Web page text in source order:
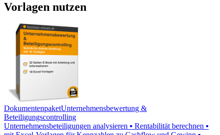
Vorlagen nutzen
DokumentenpaketUnternehmensbewertung &
Beteiligungscontrolling
Unternehmensbeteiligungen analysieren ▪ Rentabilität berechnen ▪